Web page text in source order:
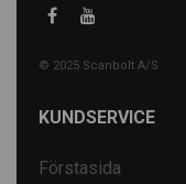
© 2025 Scanbolt A/S
KUNDSERVICE
Förstasida